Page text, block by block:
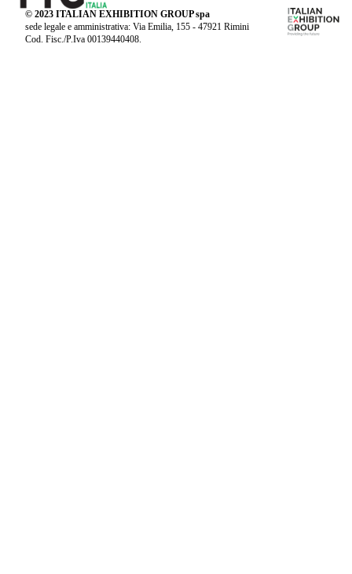
© 2023 ITALIAN EXHIBITION GROUP spa
sede legale e amministrativa: Via Emilia, 155 - 47921 Rimini
Cod. Fisc./P.Iva 00139440408.